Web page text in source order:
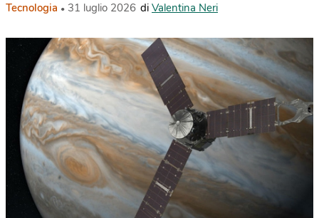
Tecnologia 31 luglio 2026 di Valentina Neri